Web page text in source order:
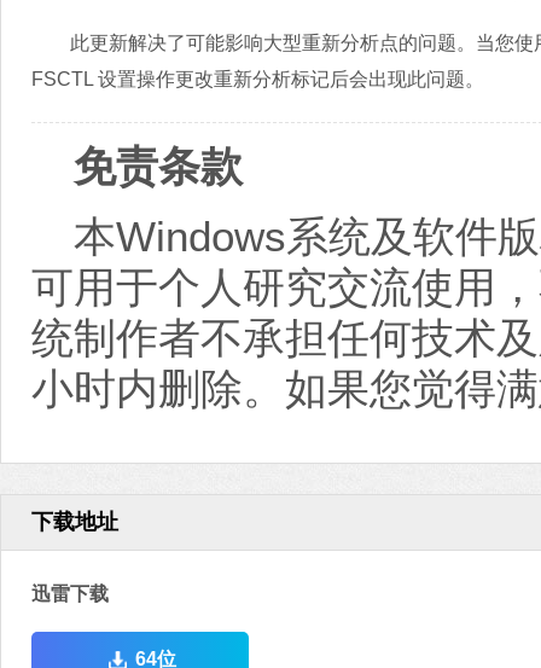
此更新解决了可能影响大型重新分析点的问题。当您使
FSCTL 设置操作更改重新分析标记后会出现此问题。
免责条款
本Windows系统及软件
可用于个人研究交流使用
统制作者不承担任何技术
小时内删除。如果您觉得
下载地址
迅雷下载
64位